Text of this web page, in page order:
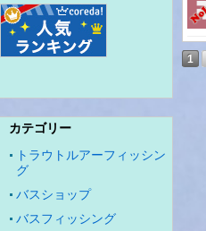
カテゴリー
トラウトルアーフィッシン
グ
バスショップ
バスフィッシング
1